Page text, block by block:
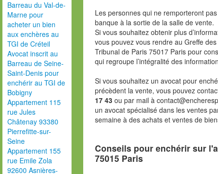
Barreau du Val-de-
Marne pour
acheter un bien
aux enchères au
TGI de Créteil
Avocat inscrit au
Barreau de Seine-
Saint-Denis pour
enchérir au TGI de
Bobigny
Appartement 115
rue Jules
Châtenay 93380
Pierrefitte-sur-
Seine
Appartement 155
rue Emile Zola
92600 Asnières-
Les personnes qui ne remporteront
banque à la sortie de la salle de vente.
Si vous souhaitez obtenir plus
vous pouvez vous rendre au Greffe
Tribunal de Paris 75017 Paris pour
qui regroupe l’intégralité des
Si vous souhaitez un avocat pour
précèdent la vente, vous pouvez
17 43 ou par mail à
un avocat spécialisé dans les ventes
semaine à des achats et ventes de
Conseils pour enchérir sur
75015 Paris